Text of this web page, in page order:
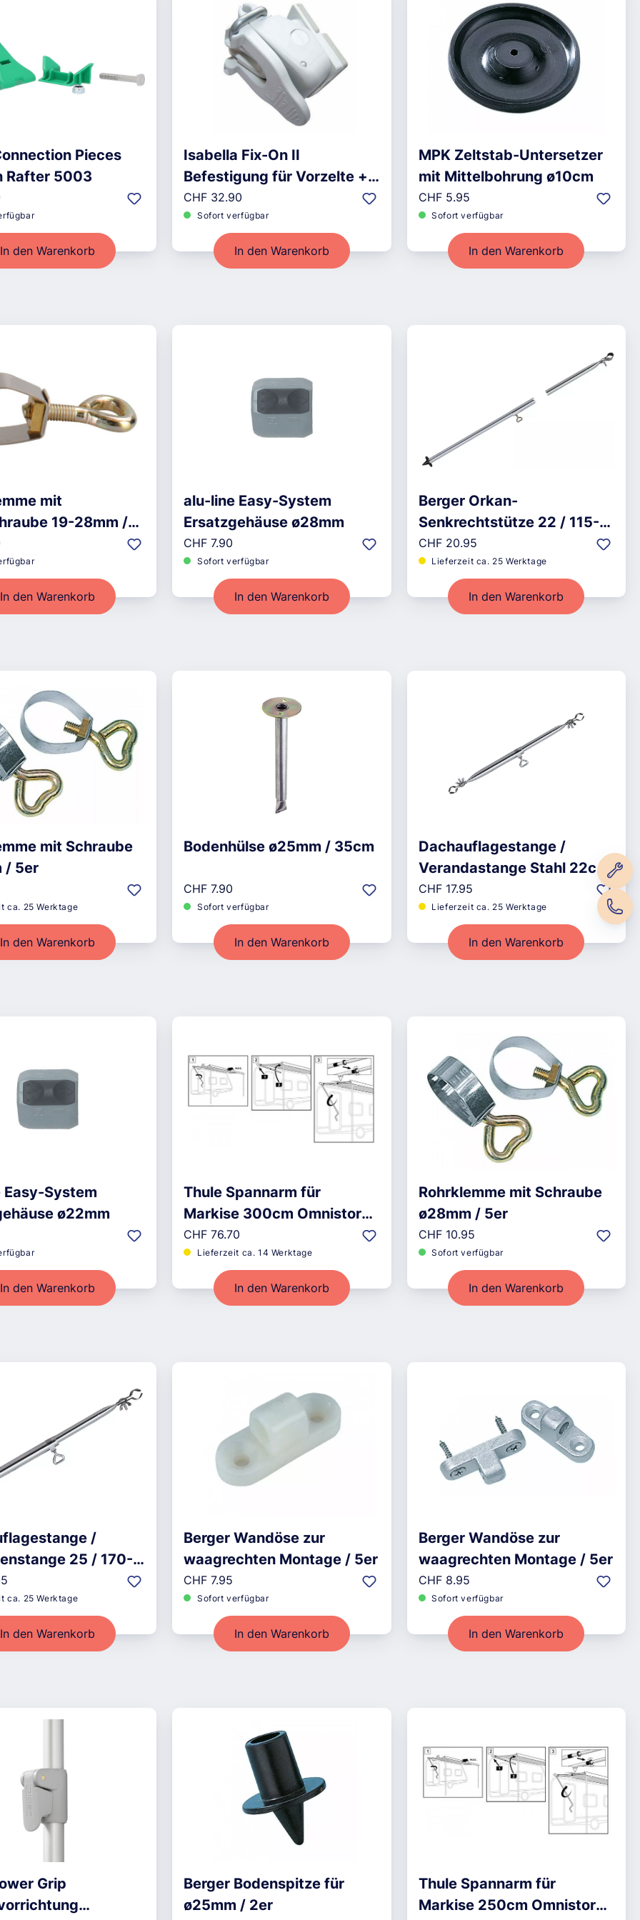
Pieces
Rafter 5003
Preis:
In den Warenkorb
Isabella Fix-On II
Befestigung für Vorzelte +
Sonnendächer 3er
Regulärer Preis:
CHF 32.90
Sofort verfügbar
In den Warenkorb
MPK Zeltstab-Untersetzer
mit Mittelbohrung ø10cm
Regulärer Preis:
CHF 5.95
Sofort verfügbar
In den Warenkorb
mit
19-28mm /
Preis:
In den Warenkorb
alu-line Easy-System
Ersatzgehäuse ø28mm
Regulärer Preis:
CHF 7.90
Sofort verfügbar
In den Warenkorb
Berger Orkan-
Senkrechtstütze 22 / 115-
200cm
Regulärer Preis:
CHF 20.95
Lieferzeit ca. 25 Werktage
In den Warenkorb
mit Schraube
/ 5er
Preis:
ca. 25 Werktage
In den Warenkorb
Bodenhülse ø25mm / 35cm
Regulärer Preis:
CHF 7.90
Sofort verfügbar
In den Warenkorb
Dachauflagestange /
Verandastange Stahl 22cm
/ 75-120cm
Regulärer Preis:
CHF 17.95
Lieferzeit ca. 25 Werktage
In den Warenkorb
Easy-System
ø22mm
Preis:
In den Warenkorb
Thule Spannarm für
Markise 300cm Omnistor
9200
Regulärer Preis:
CHF 76.70
Lieferzeit ca. 14 Werktage
In den Warenkorb
Rohrklemme mit Schraube
ø28mm / 5er
Regulärer Preis:
CHF 10.95
Sofort verfügbar
In den Warenkorb
/
25 / 170-
Preis:
ca. 25 Werktage
In den Warenkorb
Berger Wandöse zur
waagrechten Montage / 5er
Regulärer Preis:
CHF 7.95
Sofort verfügbar
In den Warenkorb
Berger Wandöse zur
waagrechten Montage / 5er
Regulärer Preis:
CHF 8.95
Sofort verfügbar
In den Warenkorb
Grip
Berger Bodenspitze für
ø25mm / 2er
Thule Spannarm für
Markise 250cm Omnistor